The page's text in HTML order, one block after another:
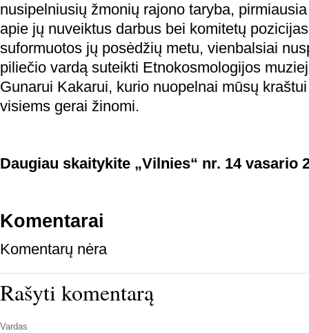
nusipelniusių žmonių rajono taryba,
apie jų nuveiktus darbus bei komitetų
suformuotos jų posėdžių metu, vienbalsiai
piliečio vardą suteikti Etnokosmologijos
Gunarui Kakarui, kurio nuopelnai mūsų
visiems gerai žinomi.
Daugiau skaitykite „Vilnies“ nr. 14 vasario
Komentarai
Komentarų nėra
Rašyti komentarą
Vardas